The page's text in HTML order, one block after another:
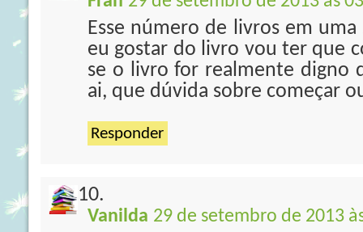
Esse número de livros em uma
eu gostar do livro vou ter que
se o livro for realmente digno
ai, que dúvida sobre começar
Responder
Vanilda 29 de setembro de 2013